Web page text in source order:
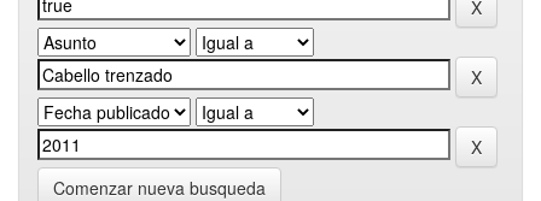
Comenzar nueva busqueda